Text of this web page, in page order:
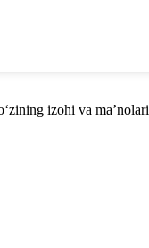
izohi va ma’nolari